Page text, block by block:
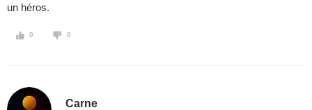
un héros.
0 0
Carne